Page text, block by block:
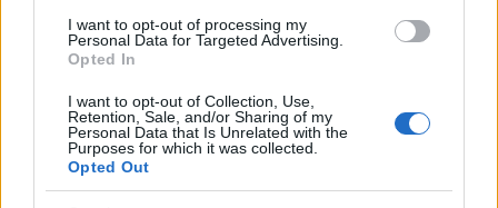
I want to opt-out of processing my
Personal Data for Targeted Advertising.
Opted In
I want to opt-out of Collection, Use,
Retention, Sale, and/or Sharing of my
Personal Data that Is Unrelated with the
Purposes for which it was collected.
Opted Out
CRYPTOKOERSEN
Naam
Eureka Bridged PAX Gold (Terra
(PAXG)